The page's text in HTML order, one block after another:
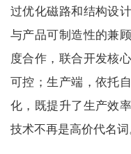
过优化磁路和结构设
与产品可制造性的兼
度合作，联合开发核
可控；生产端，依托
化，既提升了生产效
技术不再是高价代名词